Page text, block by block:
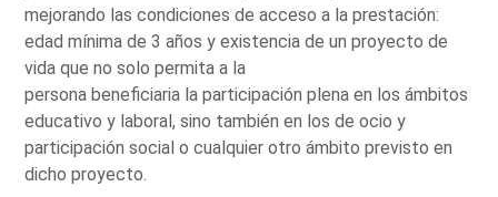
mejorando las condiciones de acceso a la prestación:
edad mínima de 3 años y existencia de un proyecto de
vida que no solo permita a la
persona beneficiaria la participación plena en los ámbitos
educativo y laboral, sino también en los de ocio y
participación social o cualquier otro ámbito previsto en
dicho proyecto.